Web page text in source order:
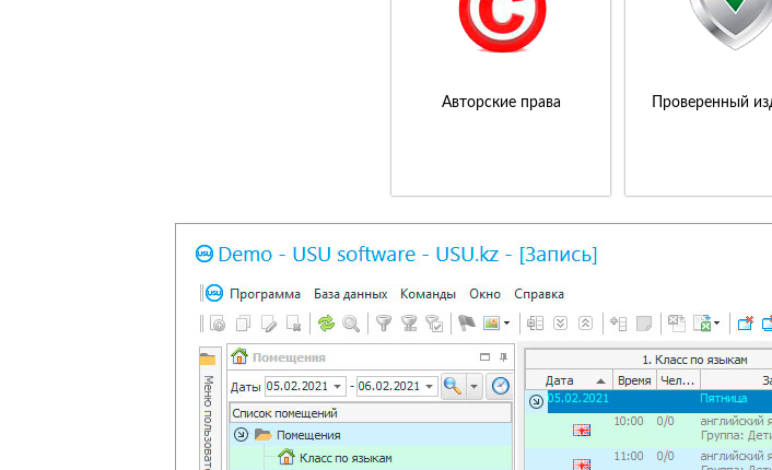
Авторские права Проверенный